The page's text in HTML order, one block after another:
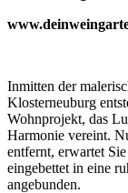
Inmitten der
Klosterneuburg
Wohnprojekt, das
Harmonie vereint.
entfernt, erwartet
eingebettet in eine
angebunden.